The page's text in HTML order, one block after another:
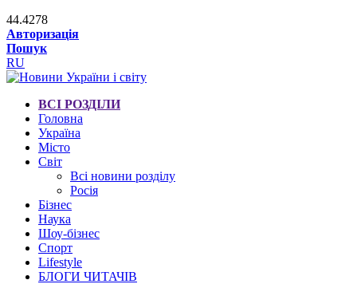
44.4278
Авторизація
Пошук
RU
ВСІ РОЗДІЛИ
Головна
Україна
Місто
Світ
Всі новини розділу
Росія
Бізнес
Наука
Шоу-бізнес
Спорт
Lifestyle
БЛОГИ ЧИТАЧІВ